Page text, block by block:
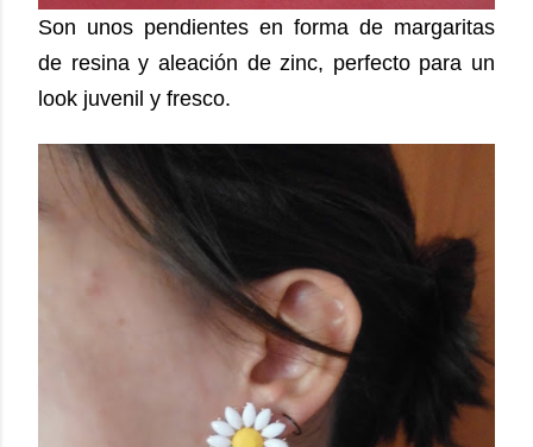
Son unos pendientes en forma de margaritas
de resina y aleación de zinc, perfecto para un
look juvenil y fresco.